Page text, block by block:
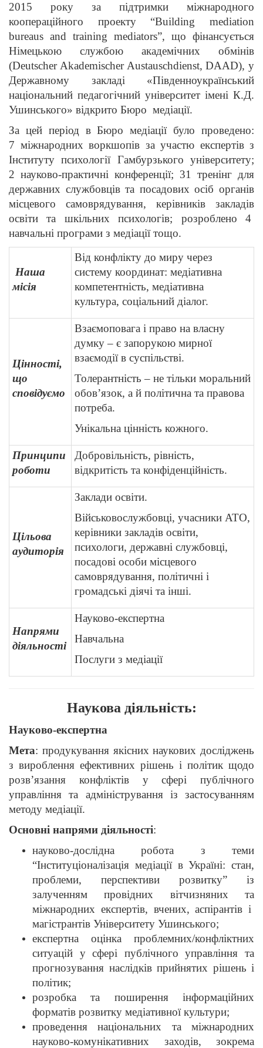
2015 року за підтримки міжнародного
коопераційного проекту “Building mediation
bureaus and training mediators”, що фінансується
Німецькою службою академічних обмінів
(Deutscher Akademischer Austauschdienst, DAAD), у
Державному закладі «Південноукраїнський
національний педагогічний університет імені К.Д.
Ушинського» відкрито Бюро медіації.
За цей період в Бюро медіації було проведено:
7 міжнародних воркшопів за участю експертів з
Інституту психології Гамбурзького університету;
2 науково-практичні конференції; 31 тренінг для
державних службовців та посадових осіб органів
місцевого самоврядування, керівників закладів
освіти та шкільних психологів; розроблено 4
навчальні програми з медіації тощо.
Наша
місія
Від конфлікту до миру через
систему координат: медіативна
компетентність, медіативна
культура, соціальний діалог.
Цінності,
що
сповідуємо
Взаємоповага і право на власну
думку – є запорукою мирної
взаємодії в суспільстві.
Толерантність – не тільки моральний
обов’язок, а й політична та правова
потреба.
Унікальна цінність кожного.
Принципи
роботи
Добровільність, рівність,
відкритість та конфіденційність.
Цільова
аудиторія
Заклади освіти.
Військовослужбовці, учасники АТО,
керівники закладів освіти,
психологи, державні службовці,
посадові особи місцевого
самоврядування, політичні і
громадські діячі та інші.
Напрями
діяльності
Науково-експертна
Навчальна
Послуги з медіації
Наукова діяльність:
Науково-експертна
Мета: продукування якісних наукових досліджень
з вироблення ефективних рішень і політик щодо
розв’язання конфліктів у сфері публічного
управління та адміністрування із застосуванням
методу медіації.
Основні напрями діяльності:
науково-дослідна робота з теми
“Інституціоналізація медіації в Україні: стан,
проблеми, перспективи розвитку” із
залученням провідних вітчизняних та
міжнародних експертів, вчених, аспірантів і
магістрантів Університету Ушинського;
експертна оцінка проблемних/конфліктних
ситуацій у сфері публічного управління та
прогнозування наслідків прийнятих рішень і
політик;
розробка та поширення інформаційних
форматів розвитку медіативної культури;
проведення національних та міжнародних
науково-комунікативних заходів, зокрема